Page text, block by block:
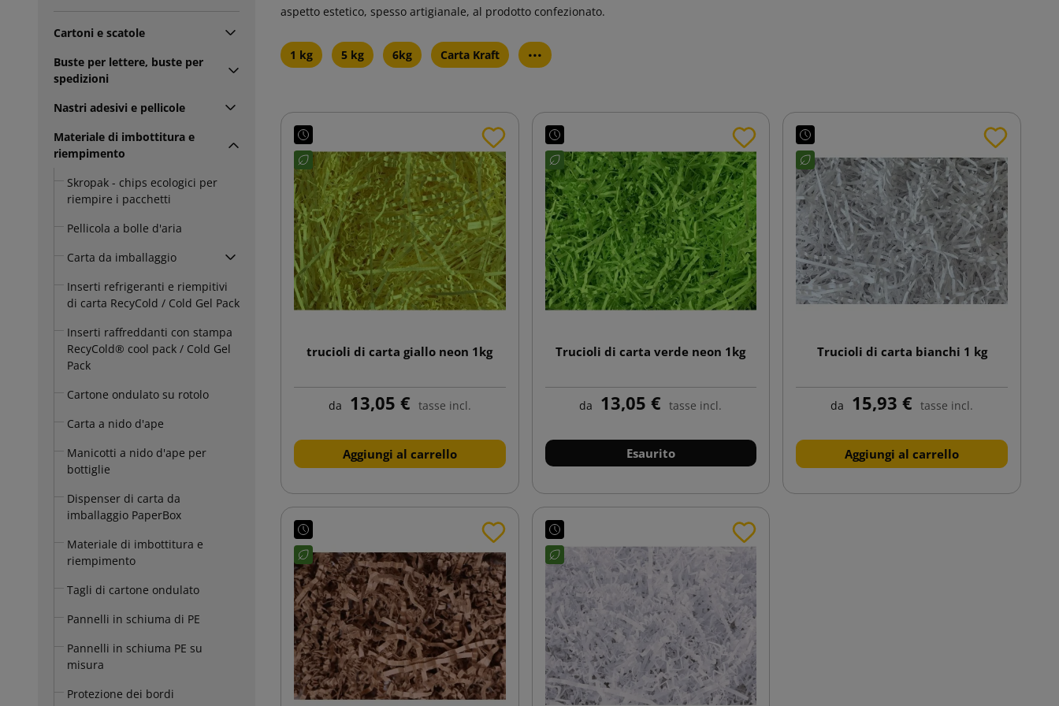
Cartoni e scatole
Buste per lettere, buste per
spedizioni
Nastri adesivi e pellicole
Materiale di imbottitura e
riempimento
Skropak - chips ecologici per
riempire i pacchetti
Pellicola a bolle d'aria
Carta da imballaggio
Inserti refrigeranti e riempitivi
di carta RecyCold / Cold Gel Pack
Inserti raffreddanti con stampa
RecyCold® cool pack / Cold Gel
Pack
Cartone ondulato su rotolo
Carta a nido d'ape
Manicotti a nido d'ape per
bottiglie
Dispenser di carta da
imballaggio PaperBox
Materiale di imbottitura e
riempimento
Tagli di cartone ondulato
Pannelli in schiuma di PE
Pannelli in schiuma PE su
misura
Protezione dei bordi
aspetto estetico, spesso artigianale, al prodotto confezionato.
1 kg 5 kg 6kg Carta Kraft ...
trucioli di carta giallo neon 1kg
da 13,05 € tasse incl.
Aggiungi al carrello
Trucioli di carta verde neon 1kg
da 13,05 € tasse incl.
Esaurito
Trucioli di carta bianchi 1 kg
da 15,93 € tasse incl.
Aggiungi al carrello